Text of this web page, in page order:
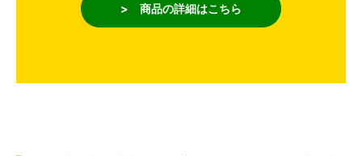
> 商品の詳細はこちら